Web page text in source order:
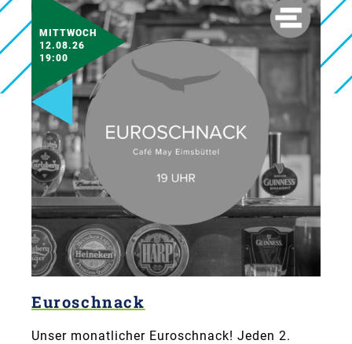
MITTWOCH
12.08.26
19:00
Euroschnack
Unser monatlicher Euroschnack! Jeden 2.